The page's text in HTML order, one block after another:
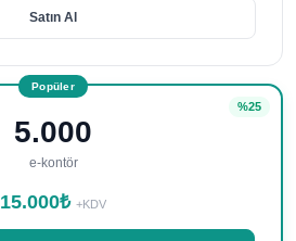
Satın Al
Popüler
%25
5.000
e-kontör
15.000₺ +KDV